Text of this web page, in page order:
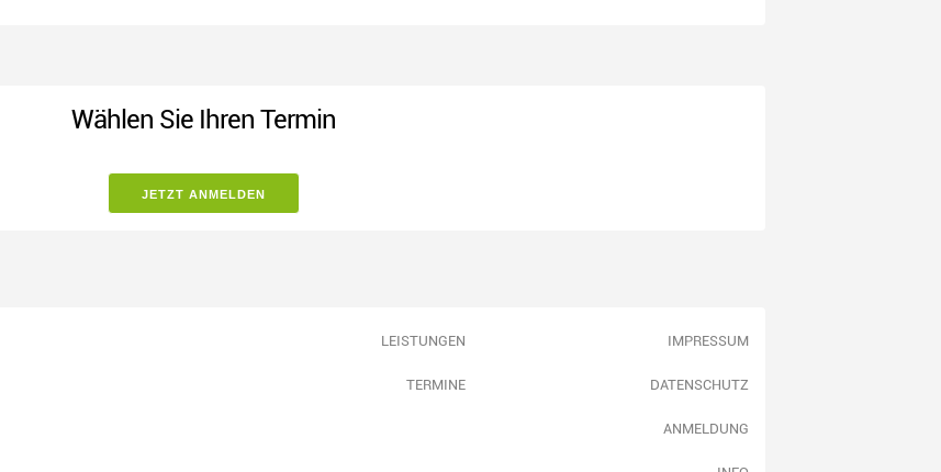
Wählen Sie Ihren Termin
LEISTUNGEN
TERMINE
IMPRESSUM
DATENSCHUTZ
ANMELDUNG